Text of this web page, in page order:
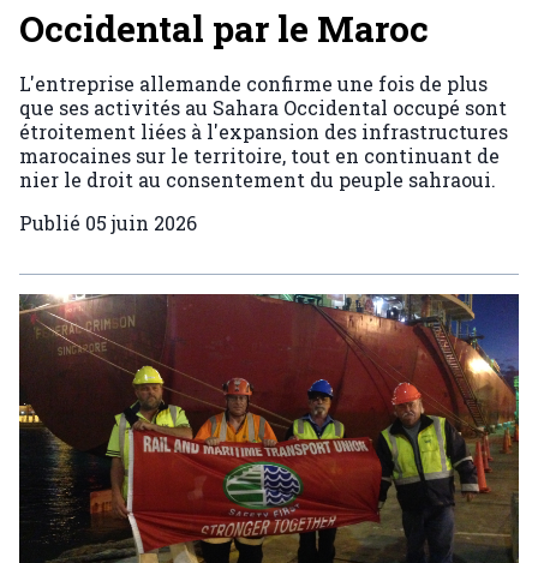
Occidental par le Maroc
L'entreprise allemande confirme une fois de plus
que ses activités au Sahara Occidental occupé sont
étroitement liées à l'expansion des infrastructures
marocaines sur le territoire, tout en continuant de
nier le droit au consentement du peuple sahraoui.
Publié 05 juin 2026